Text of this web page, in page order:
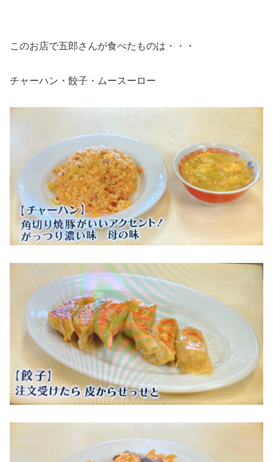
このお店で五郎さんが食べたものは・・・
チャーハン・餃子・ムースーロー